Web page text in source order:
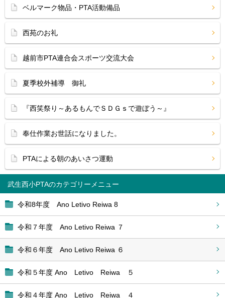
武生西小PTA
令和8年度 Ano Letivo Reiwa 8
令和７年度 Ano Letivo Reiwa ７
令和６年度 Ano Letivo Reiwa ６
令和５年度 Ano Letivo Reiwa ５
令和４年度 Ano Letivo Reiwa ４
ベルマーク物品・PTA活動備品
西苑のお礼
越前市PTA連合会スポーツ交流大会
夏季校外補導 御礼
『西笑祭り～あるもんでＳＤＧｓで遊ぼう～』
奉仕作業お世話になりました。
PTAによる朝のあいさつ運動